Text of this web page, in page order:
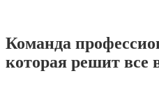
Команда
которая решит все